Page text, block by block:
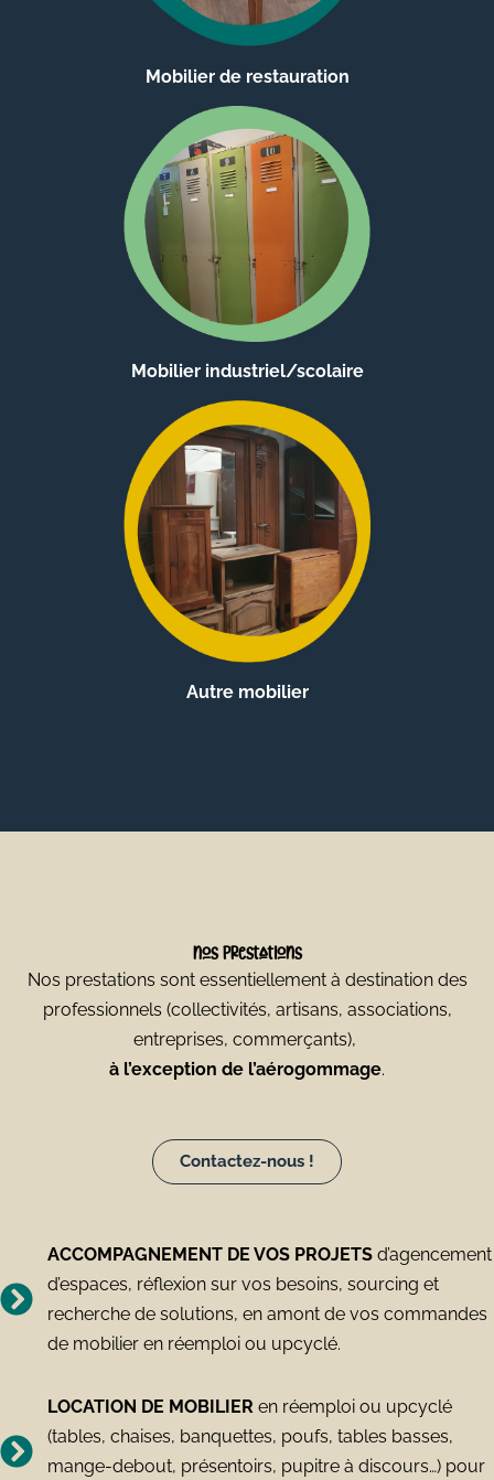
Mobilier de restauration
Mobilier industriel/scolaire
Autre mobilier
Nos prestations
Nos prestations sont essentiellement à destination des
professionnels (collectivités, artisans, associations,
entreprises, commerçants),
à l’exception de l’aérogommage.
Contactez-nous !
ACCOMPAGNEMENT DE VOS PROJETSd’agencement
d’espaces, réflexion sur vos besoins, sourcing et
recherche de solutions, en amont de vos commandes
de mobilier en réemploi ou upcyclé.
LOCATION DE MOBILIERen réemploi ou upcyclé
(tables, chaises, banquettes, poufs, tables basses,
mange-debout, présentoirs, pupitre à discours…) pour